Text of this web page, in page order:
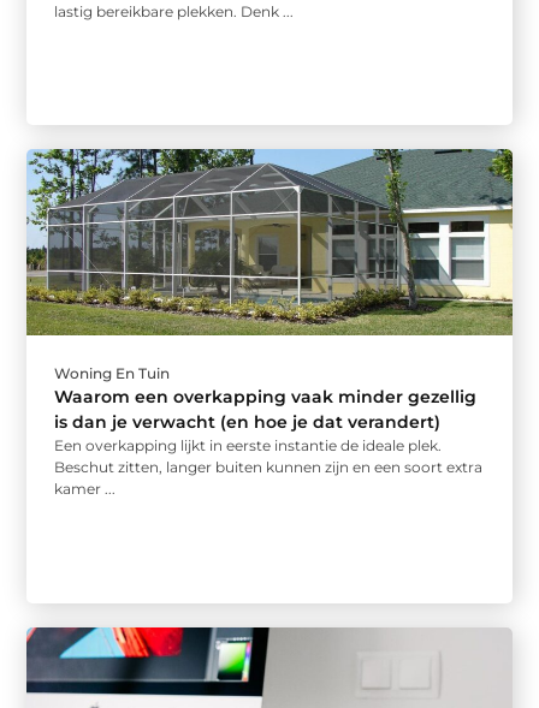
lastig bereikbare plekken. Denk ...
Woning En Tuin
Waarom een overkapping vaak minder gezellig
is dan je verwacht (en hoe je dat verandert)
Een overkapping lijkt in eerste instantie de ideale plek.
Beschut zitten, langer buiten kunnen zijn en een soort extra
kamer ...